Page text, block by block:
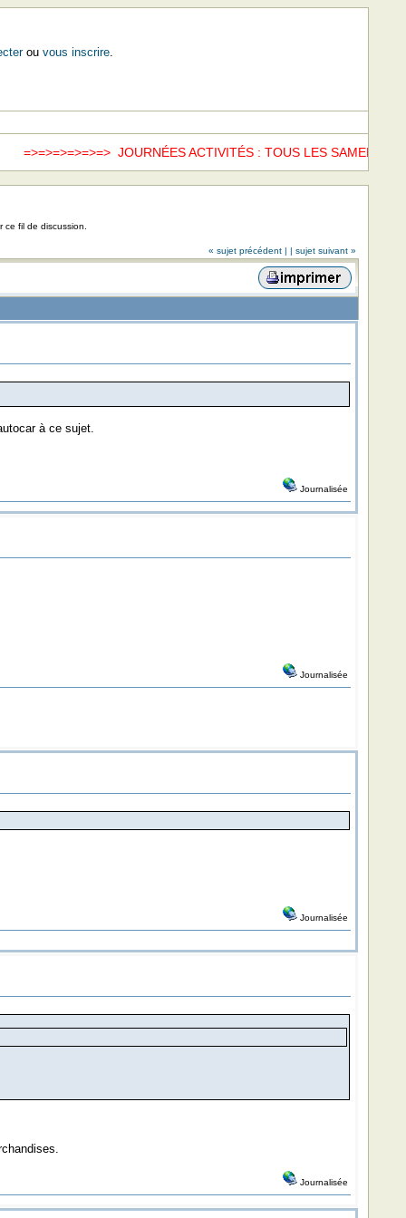
ou vous inscrire.
JOURNÉES ACTIVITÉS : TOUS LES SAMEDIS =>=>
ce fil de discussion.
« sujet précédent | | sujet suivant »
à ce sujet.
Journalisée
Journalisée
Journalisée
Journalisée